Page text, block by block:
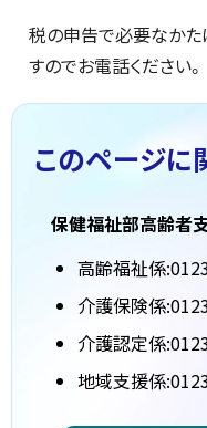
税の申告で必要なかた
すのでお電話ください。
このページに
保健福祉部高齢者
高齢福祉係
介護保険係
介護認定係
地域支援係